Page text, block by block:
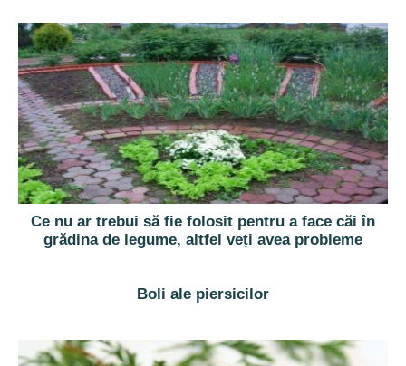
Ce nu ar trebui să fie folosit pentru a face căi în
grădina de legume, altfel veți avea probleme
Boli ale piersicilor